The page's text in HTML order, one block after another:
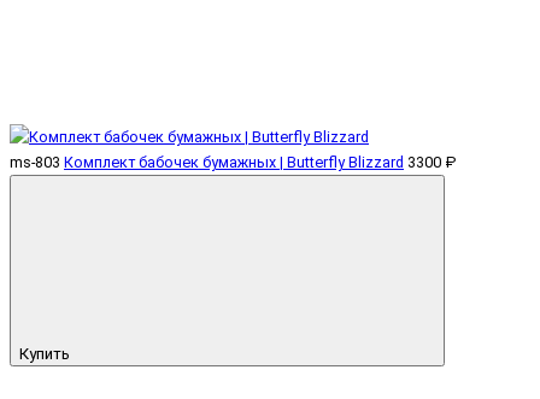
ms-803 Комплект бабочек бумажных | Butterfly Blizzard 3300 ₽
Купить